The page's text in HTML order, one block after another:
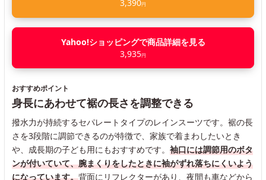
3,390円
Yahoo!ショッピングで商品詳細を見る
3,935円
おすすめポイント
身長にあわせて裾の長さを調整できる
撥水力が持続するセパレートタイプのレインスーツです。裾の長
さを3段階に調節できるのが特徴で、家族で着まわしたいとき
や、成長期の子ども用にもおすすめです。 袖口には調節用のボタ
ンが付いていて、腕まくりをしたときに袖がずれ落ちにくいよう
になっています。背面にリフレクターがあり、夜間も車などから